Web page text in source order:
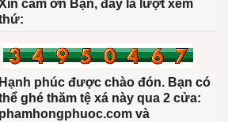
cảm ơn Bạn, đây là lượt xem
phúc được chào đón. Bạn có
ghé thăm tệ xá này qua 2 cửa:
và